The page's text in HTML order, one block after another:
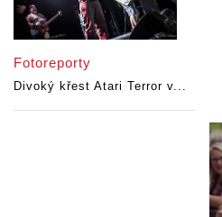
Fotoreporty
Divoký křest Atari Terror v...